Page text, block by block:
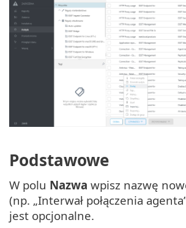
Podstawowe
W polu Nazwa wpisz nazwę
(np. „Interwał połączenia
jest opcjonalne.